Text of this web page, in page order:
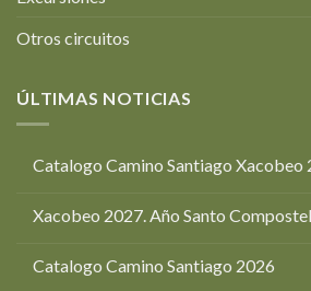
Otros circuitos
ÚLTIMAS NOTICIAS
Catalogo Camino Santiago Xacobeo
Xacobeo 2027. Año Santo
Catalogo Camino Santiago 2026